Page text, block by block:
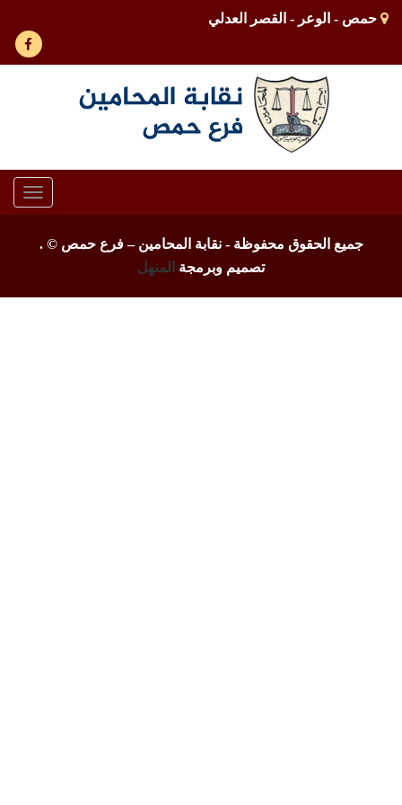
حمص - الوعر - القصر العدلي
جميع الحقوق محفوظة - نقابة المحامين – فرع حمص ©.
تصميم وبرمجة
المنهل